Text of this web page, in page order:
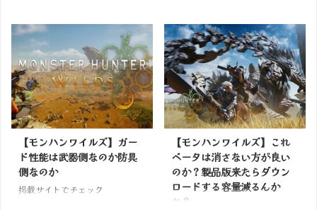
【モンハンワイルズ】ガー
ド性能は武器側なのか防具
側なのか
掲載サイトでチェック
【モンハンワイルズ】これ
ベータは消さない方が良い
のか？製品版来たらダウン
ロードする容量減るんか
ね？